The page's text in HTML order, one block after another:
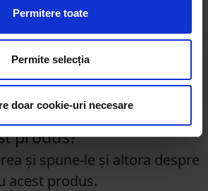
Permitere toate
Permite selecția
doar cookie-uri necesare
produs ( 2 )
5
produs?
și spune-le și altora despre
acest produs.